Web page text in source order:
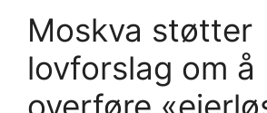
Moskva støtter
lovforslag om å
overføre